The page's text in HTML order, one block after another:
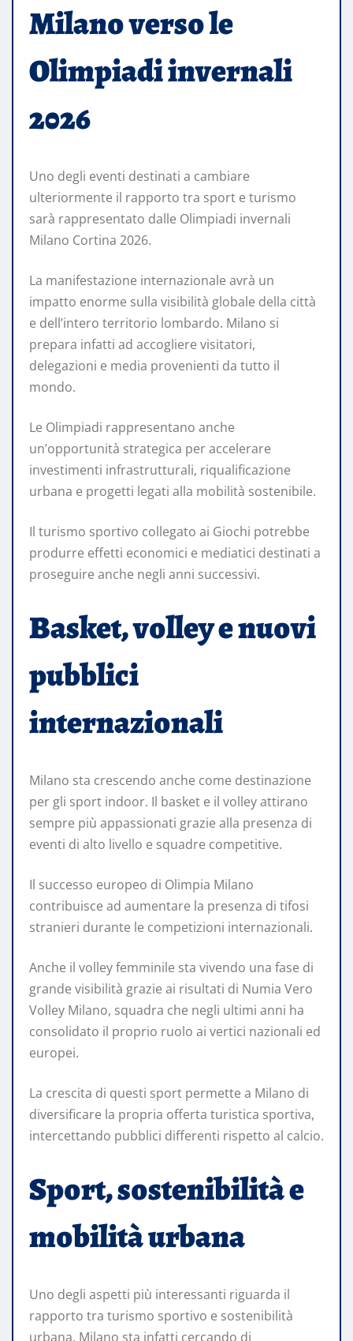
Milano verso le
Olimpiadi invernali
2026
Uno degli eventi destinati a cambiare
ulteriormente il rapporto tra sport e turismo
sarà rappresentato dalle Olimpiadi invernali
Milano Cortina 2026.
La manifestazione internazionale avrà un
impatto enorme sulla visibilità globale della città
e dell’intero territorio lombardo. Milano si
prepara infatti ad accogliere visitatori,
delegazioni e media provenienti da tutto il
mondo.
Le Olimpiadi rappresentano anche
un’opportunità strategica per accelerare
investimenti infrastrutturali, riqualificazione
urbana e progetti legati alla mobilità sostenibile.
Il turismo sportivo collegato ai Giochi potrebbe
produrre effetti economici e mediatici destinati a
proseguire anche negli anni successivi.
Basket, volley e nuovi
pubblici
internazionali
Milano sta crescendo anche come destinazione
per gli sport indoor. Il basket e il volley attirano
sempre più appassionati grazie alla presenza di
eventi di alto livello e squadre competitive.
Il successo europeo di Olimpia Milano
contribuisce ad aumentare la presenza di tifosi
stranieri durante le competizioni internazionali.
Anche il volley femminile sta vivendo una fase di
grande visibilità grazie ai risultati di Numia Vero
Volley Milano, squadra che negli ultimi anni ha
consolidato il proprio ruolo ai vertici nazionali ed
europei.
La crescita di questi sport permette a Milano di
diversificare la propria offerta turistica sportiva,
intercettando pubblici differenti rispetto al calcio.
Sport, sostenibilità e
mobilità urbana
Uno degli aspetti più interessanti riguarda il
rapporto tra turismo sportivo e sostenibilità
urbana. Milano sta infatti cercando di